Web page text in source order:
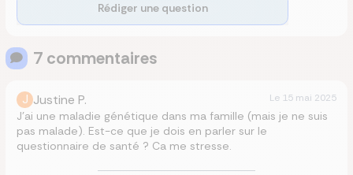
Rédiger une question
7 commentaires
J Justine P. Le 15 mai 2025
J’ai une maladie génétique dans ma famille (mais je ne suis
pas malade). Est-ce que je dois en parler sur le
questionnaire de santé ? Ca me stresse.